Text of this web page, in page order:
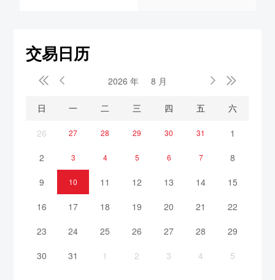
交易日历
  2026 年 8 月  
日 一 二 三 四 五 六
26 27 28 29 30 31
1
2
3 4 5 6 7
8
9
10 11 12 13 14
15
16
17 18 19 20 21
22
23
24 25 26 27 28
29
30
31 1 2 3 4 5